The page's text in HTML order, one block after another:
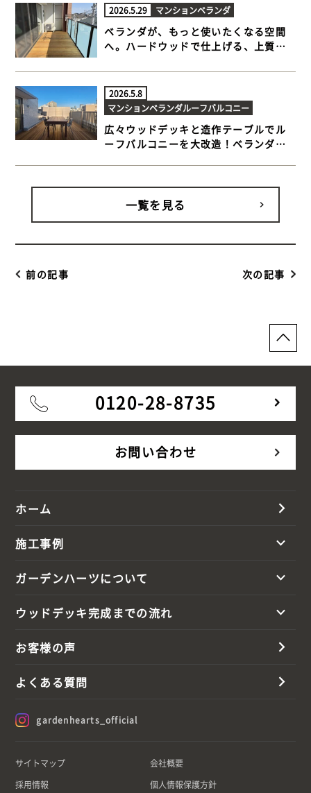
2026.5.29 マンションベランダ
ベランダが、もっと使いたくなる空間
へ。ハードウッドで仕上げる、上質な
ションベランダ ウッドデッキ】
2026.5.8
マンションベランダルーフバルコニー
広々ウッドデッキと造作テーブルでル
ーフバルコニーを大改造！ベランダも
キ】
一覧を見る
前の記事 次の記事
0120-28-8735
お問い合わせ
ホーム
施工事例
ガーデンハーツについて
ウッドデッキ完成までの流れ
お客様の声
よくある質問
gardenhearts_official
サイトマップ
会社概要
採用情報
個人情報保護方針